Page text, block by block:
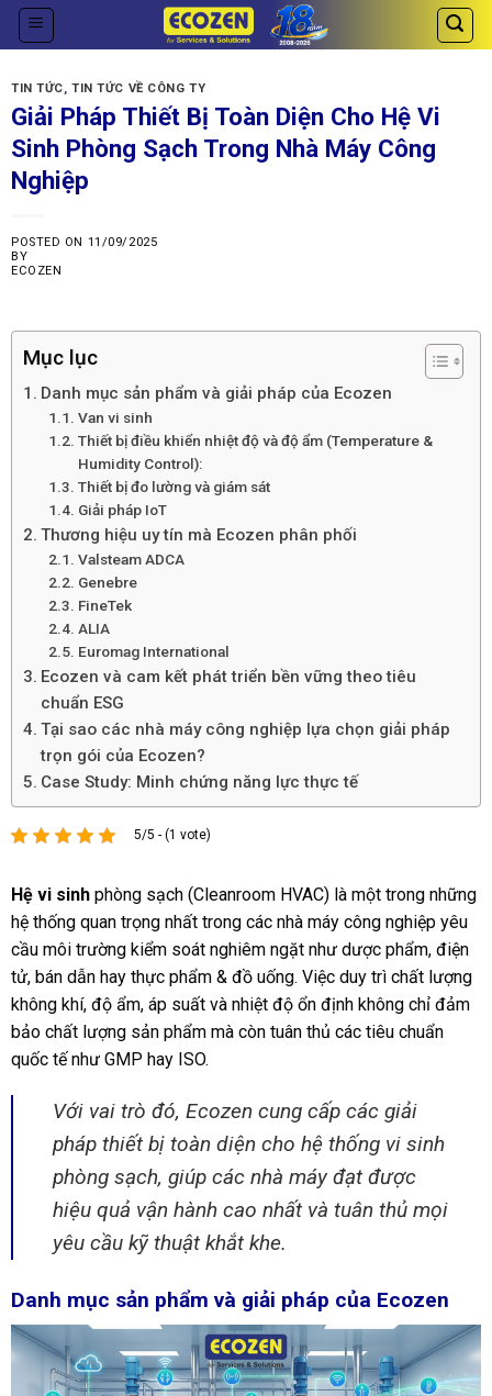
Skip
TIN TỨC,TIN TỨC VỀ CÔNG TY
Giải Pháp Thiết Bị Toàn Diện Cho Hệ Vi
Sinh Phòng Sạch Trong Nhà Máy Công
Nghiệp
POSTED ON 11/09/2025
BY
ECOZEN
Mục lục
Danh mục sản phẩm và giải pháp của Ecozen
Van vi sinh
Thiết bị điều khiển nhiệt độ và độ ẩm (Temperature &
Humidity Control):
Thiết bị đo lường và giám sát
Giải pháp IoT
Thương hiệu uy tín mà Ecozen phân phối
Valsteam ADCA
Genebre
FineTek
ALIA
Euromag International
Ecozen và cam kết phát triển bền vững theo tiêu
chuẩn ESG
Tại sao các nhà máy công nghiệp lựa chọn giải pháp
trọn gói của Ecozen?
Case Study: Minh chứng năng lực thực tế
5/5 - (1 vote)
Hệ vi sinh phòng sạch (Cleanroom HVAC) là một trong những
hệ thống quan trọng nhất trong các nhà máy công nghiệp yêu
cầu môi trường kiểm soát nghiêm ngặt như dược phẩm, điện
tử, bán dẫn hay thực phẩm & đồ uống. Việc duy trì chất lượng
không khí, độ ẩm, áp suất và nhiệt độ ổn định không chỉ đảm
bảo chất lượng sản phẩm mà còn tuân thủ các tiêu chuẩn
quốc tế như GMP hay ISO.
Với vai trò đó, Ecozen cung cấp các giải
pháp thiết bị toàn diện cho hệ thống vi sinh
phòng sạch, giúp các nhà máy đạt được
hiệu quả vận hành cao nhất và tuân thủ mọi
yêu cầu kỹ thuật khắt khe.
Danh mục sản phẩm và giải pháp của Ecozen